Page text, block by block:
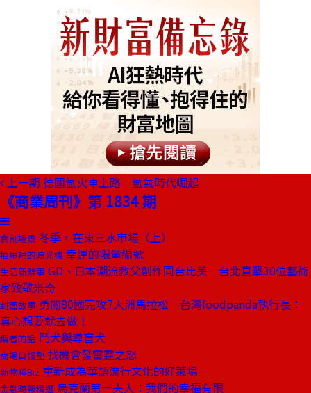
上一期 德國氫火車上路 氫氣時代崛起
《商業周刊》第 1834 期
食刻場景 冬季，在東三水市場（上）
抽屜裡的時光機 幸運的限量編號
生活新鮮事 GD、日本潮流教父創作同台比美 台北直擊30位藝術
家致敬米奇
封面故事 勇闖80國完攻7大洲馬拉松 台灣foodpanda執行長：
真心想要就去做！
編者的話 鬥犬與導盲犬
商場自慢塾 找機會發雷霆之怒
新物種Biz 重新成為華語流行文化的好萊塢
金融時報精選 烏克蘭第一夫人：我們的幸福有限